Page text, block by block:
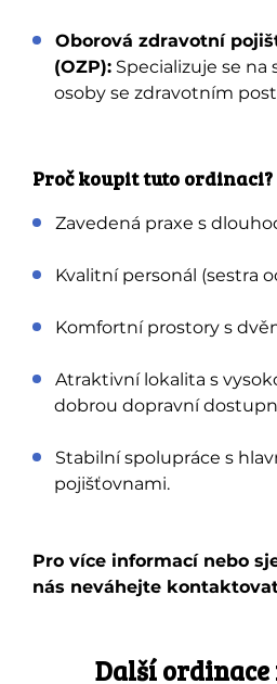
Oborová zdravotní
(OZP): Specializuje se na
osoby se zdravotním
Proč koupit tuto ordinaci?
Zavedená praxe s
Kvalitní personál (sestra
Komfortní prostory s
Atraktivní lokalita s
dobrou dopravní
Stabilní spolupráce s
pojišťovnami.
Pro více informací nebo
nás neváhejte
Další